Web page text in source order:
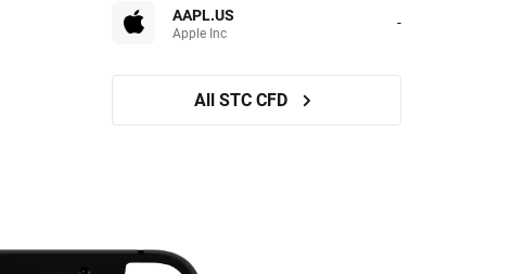
AAPL.US
Apple Inc -
All STC CFD